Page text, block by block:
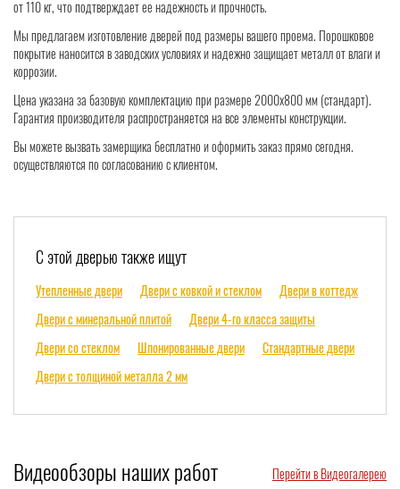
от 110 кг, что подтверждает ее надежность и прочность.
Мы предлагаем изготовление дверей под размеры вашего проема. Порошковое
покрытие наносится в заводских условиях и надежно защищает металл от влаги и
коррозии.
Цена указана за базовую комплектацию при размере 2000x800 мм (стандарт).
Гарантия производителя распространяется на все элементы конструкции.
Вы можете вызвать замерщика бесплатно и оформить заказ прямо сегодня.
осуществляются по согласованию с клиентом.
С этой дверью также ищут
Утепленные двери Двери с ковкой и стеклом
Двери в коттедж
Двери с минеральной плитой
Двери 4-го класса защиты
Двери со стеклом
Шпонированные двери
Стандартные двери
Двери с толщиной металла 2 мм
Видеообзоры наших работ Перейти в Видеогалерею